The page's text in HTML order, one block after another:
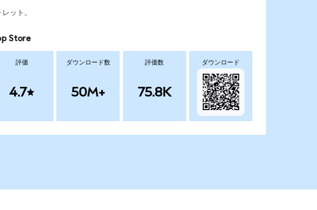
ット。
Store
評価
4.7
ダウンロード数
50M+
評価数
75.8K
ダウンロード